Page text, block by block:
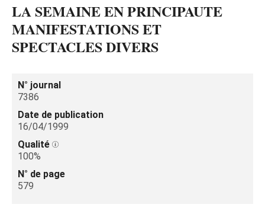
LA SEMAINE EN PRINCIPAUTE
MANIFESTATIONS ET
SPECTACLES DIVERS
N° journal
7386
Date de publication
16/04/1999
Qualité
100%
N° de page
579